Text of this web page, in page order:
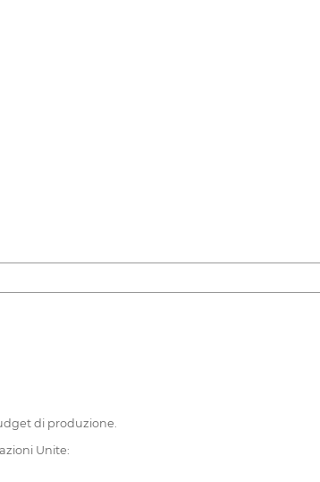
di produzione.
Unite: